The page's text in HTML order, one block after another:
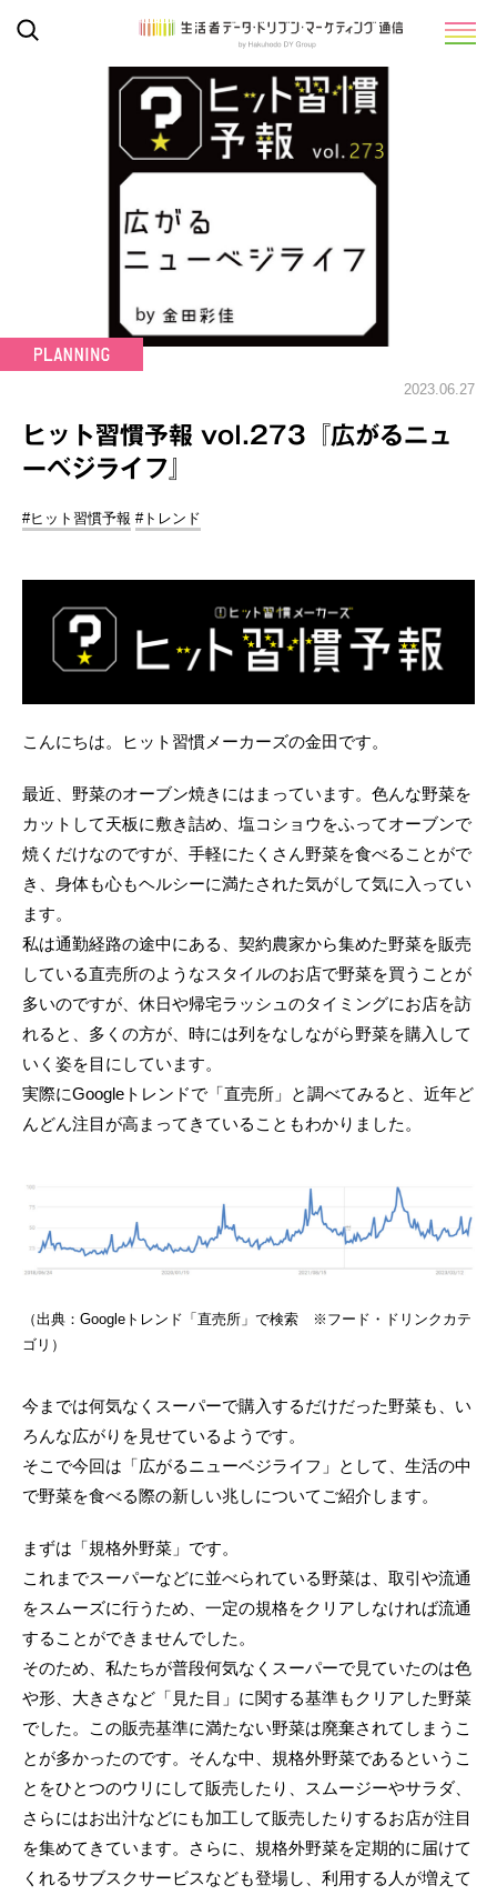
2023.06.27
ヒット習慣予報 vol.273『広がるニュ
ーベジライフ』
#ヒット習慣予報 #トレンド
こんにちは。ヒット習慣メーカーズの金田です。
最近、野菜のオーブン焼きにはまっています。色んな野菜を
カットして天板に敷き詰め、塩コショウをふってオーブンで
焼くだけなのですが、手軽にたくさん野菜を食べることがで
き、身体も心もヘルシーに満たされた気がして気に入ってい
ます。
私は通勤経路の途中にある、契約農家から集めた野菜を販売
している直売所のようなスタイルのお店で野菜を買うことが
多いのですが、休日や帰宅ラッシュのタイミングにお店を訪
れると、多くの方が、時には列をなしながら野菜を購入して
いく姿を目にしています。
実際にGoogleトレンドで「直売所」と調べてみると、近年ど
んどん注目が高まってきていることもわかりました。
（出典：Googleトレンド「直売所」で検索 ※フード・ドリンクカテ
ゴリ）
今までは何気なくスーパーで購入するだけだった野菜も、い
ろんな広がりを見せているようです。
そこで今回は「広がるニューベジライフ」として、生活の中
で野菜を食べる際の新しい兆しについてご紹介します。
まずは「規格外野菜」です。
これまでスーパーなどに並べられている野菜は、取引や流通
をスムーズに行うため、一定の規格をクリアしなければ流通
することができませんでした。
そのため、私たちが普段何気なくスーパーで見ていたのは色
や形、大きさなど「見た目」に関する基準もクリアした野菜
でした。この販売基準に満たない野菜は廃棄されてしまうこ
とが多かったのです。そんな中、規格外野菜であるというこ
とをひとつのウリにして販売したり、スムージーやサラダ、
さらにはお出汁などにも加工して販売したりするお店が注目
を集めてきています。さらに、規格外野菜を定期的に届けて
くれるサブスクサービスなども登場し、利用する人が増えて